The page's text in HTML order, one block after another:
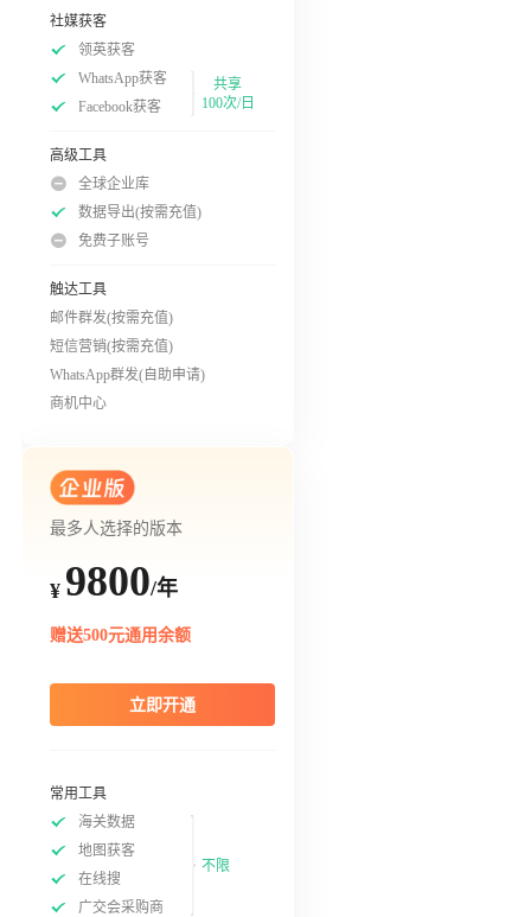
社媒获客
领英获客
WhatsApp获客
Facebook获客
共享
100次/日
高级工具
全球企业库
数据导出(按需充值)
免费子账号
触达工具
邮件群发(按需充值)
短信营销(按需充值)
WhatsApp群发(自助申请)
商机中心
最多人选择的版本
¥ 9800/年
赠送500元通用余额
立即开通
常用工具
海关数据
地图获客
在线搜
广交会采购商
不限